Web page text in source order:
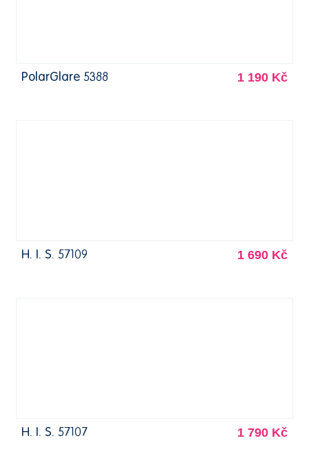
PolarGlare 5388 1 190 Kč
H. I. S. 57109 1 690 Kč
H. I. S. 57107 1 790 Kč